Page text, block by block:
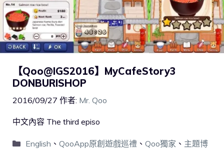
【Qoo@IGS2016】MyCafeStory3
DONBURISHOP
2016/09/27 作者: Mr. Qoo
中文內容 The third episo
English 、 QooApp原創遊戲巡禮、 Qoo獨家 、 主題博